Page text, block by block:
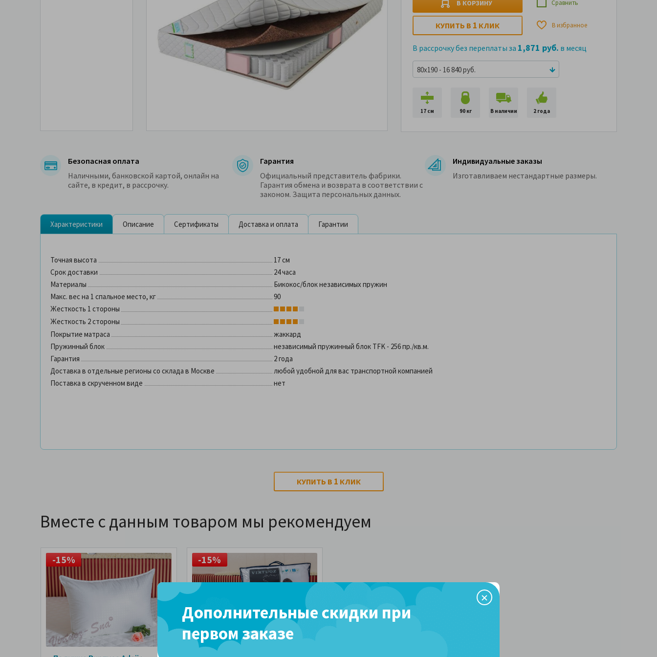
В КОРЗИНУ Сравнить
В избранное
КУПИТЬ В 1 КЛИК
В рассрочку без переплаты за 1,871 руб. в месяц
80x190 - 16 840 руб.
17 см 90 кг В наличии 2 года
Безопасная оплата
Наличными, банковской картой, онлайн на
сайте, в кредит, в рассрочку.
Гарантия
Официальный представитель фабрики.
Гарантия обмена и возврата в соответствии с
законом. Защита персональных данных.
Индивидуальные заказы
Изготавливаем нестандартные размеры.
Характеристики Описание Сертификаты Доставка и оплата Гарантии
Точная высота
17 см
Срок доставки
24 часа
Материалы
Бикокос/блок независимых пружин
Макс. вес на 1 спальное место, кг
90
Жесткость 1 стороны
Жесткость 2 стороны
Покрытие матраса
жаккард
Пружинный блок
независимый пружинный блок TFK - 256 пр./кв.м.
Гарантия
2 года
Доставка в отдельные регионы со склада в Москве
любой удобной для вас транспортной компанией
Поставка в скрученном виде
нет
КУПИТЬ В 1 КЛИК
Вместе с данным товаром мы рекомендуем
-15% -15%
Дополнительные скидки при
первом заказе